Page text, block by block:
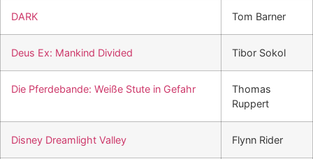
DARK Tom Barner
Deus Ex: Mankind Divided Tibor Sokol
Die Pferdebande: Weiße Stute in Gefahr
Thomas
Ruppert
Disney Dreamlight Valley Flynn Rider